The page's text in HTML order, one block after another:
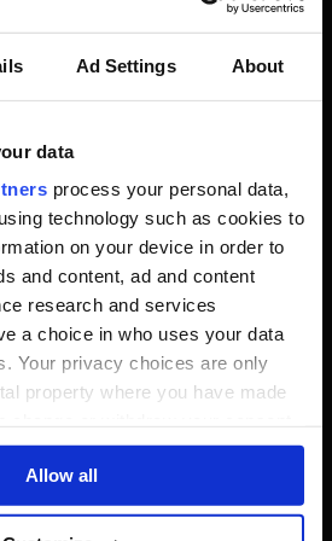
Ad Settings About
data
process your personal data,
technology such as cookies to
on your device in order to
and content, ad and content
research and services
a choice in who uses your data
Your privacy choices are only
property where you have made
Declaration or by clicking on
also like to:
Allow all
immer.
an wie immer und dafür war
Durch die große Anzahl
gibt es so viele Möglichkeiten
hat das Gunplay in Far Cry
fühlt sich beim Spielen
es einfach von vorherigen